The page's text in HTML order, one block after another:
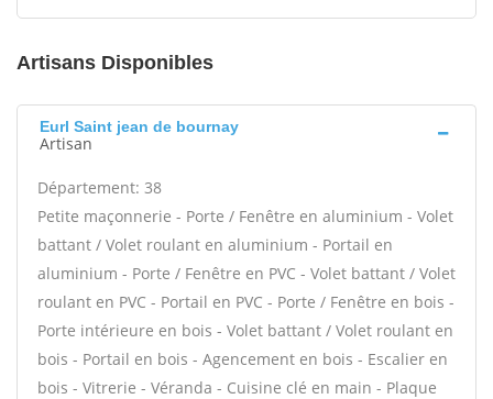
Artisans Disponibles
Eurl Saint jean de bournay
Artisan
Département: 38
Petite maçonnerie - Porte / Fenêtre en aluminium - Volet
battant / Volet roulant en aluminium - Portail en
aluminium - Porte / Fenêtre en PVC - Volet battant / Volet
roulant en PVC - Portail en PVC - Porte / Fenêtre en bois -
Porte intérieure en bois - Volet battant / Volet roulant en
bois - Portail en bois - Agencement en bois - Escalier en
bois - Vitrerie - Véranda - Cuisine clé en main - Plaque